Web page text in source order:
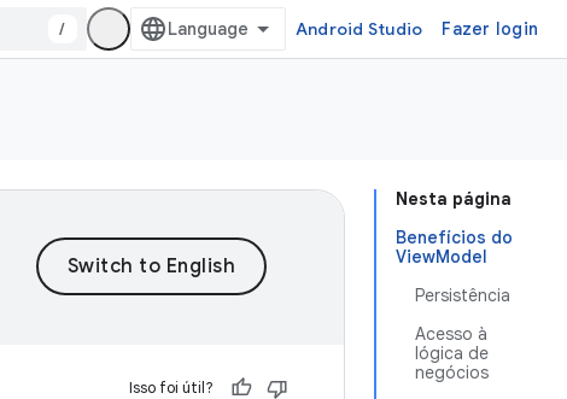
/ Android Studio Fazer login
Nesta página
Benefícios do
ViewModel
Persistência
Acesso à
lógica de
negócios
Isso foi útil?